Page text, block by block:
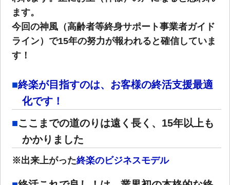
ます。
今回の神風（高齢者等終身サポート事業者ガイド
ライン）で15年の努力が報われると確信していま
す！
終楽が目指すのは、お客様の終活支援最適
化です！
ここまでの道のりは遠く長く、15年以上も
かかりました
※出来上がった終楽のビジネスモデル